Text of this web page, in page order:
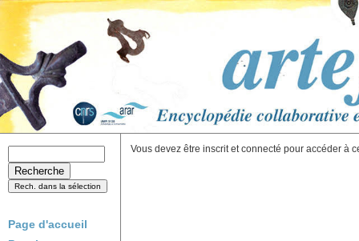
Page d'accueil
Vous devez être inscrit et connecté pour accéder à